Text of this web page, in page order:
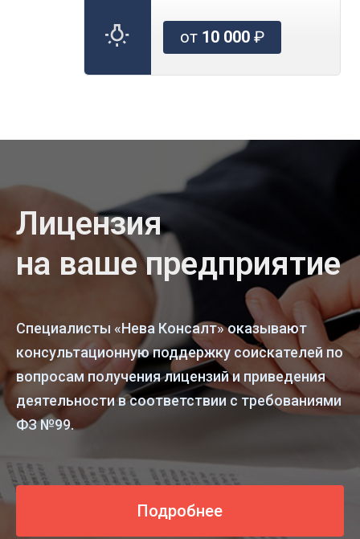
от 10 000₽
Лицензия
на ваше предприятие
Специалисты «Нева Консалт» оказывают
консультационную поддержку соискателей по
вопросам получения лицензий и приведения
деятельности в соответствии с требованиями
ФЗ №99.
Подробнее